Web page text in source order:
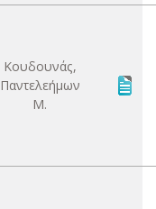
Κουδουνάς,
Παντελεήμων
Μ.